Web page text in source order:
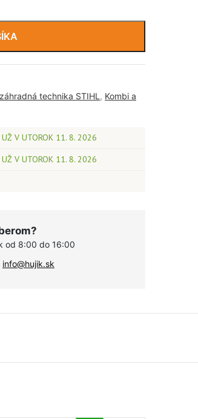
technika STIHL , Kombi a
UŽ V UTOROK 11. 8. 2026
UŽ V UTOROK 11. 8. 2026
od 8:00 do 16:00
info@hujik.sk